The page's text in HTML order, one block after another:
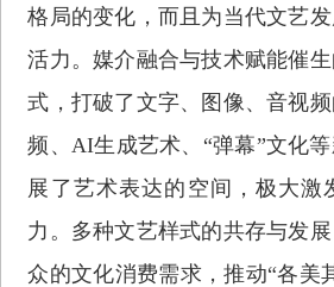
格局的变化，而且为当代文艺
活力。媒介融合与技术赋能催
式，打破了文字、图像、音视
频、AI生成艺术、“弹幕”文化
展了艺术表达的空间，极大激
力。多种文艺样式的共存与发
众的文化消费需求，推动“各美